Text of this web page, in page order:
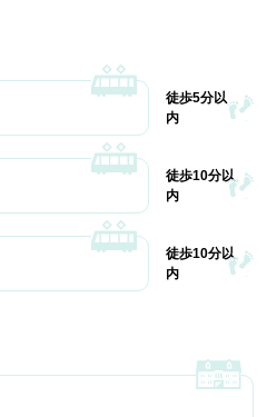
徒歩5分以
内
徒歩10分以
内
徒歩10分以
内